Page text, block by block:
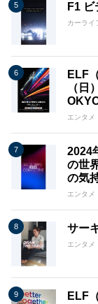
F1
カーライ
ELF
（日
エンタメ
2024
の世
の気
エンタメ
サー
エンタメ
ELF